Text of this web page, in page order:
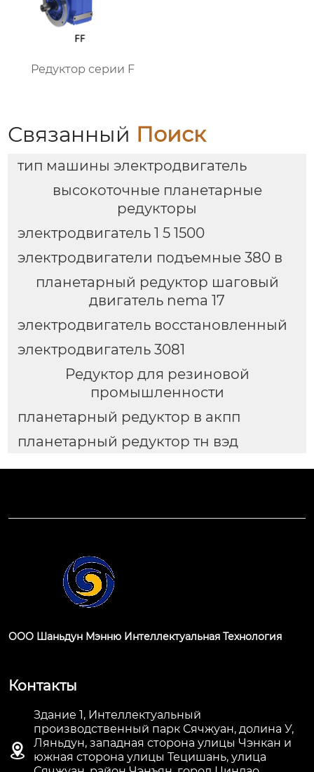
Редуктор серии F
Связанный Поиск
тип машины электродвигатель
высокоточные планетарные
редукторы
электродвигатель 1 5 1500
электродвигатели подъемные 380 в
планетарный редуктор шаговый
двигатель nema 17
электродвигатель восстановленный
электродвигатель 3081
Редуктор для резиновой
промышленности
планетарный редуктор в акпп
планетарный редуктор тн вэд
ООО Шаньдун Мэнню Интеллектуальная Технология
Контакты

Здание 1, Интеллектуальный
производственный парк Сячжуан, долина У,
Ляньдун, западная сторона улицы Чэнкан и
южная сторона улицы Тецишань, улица